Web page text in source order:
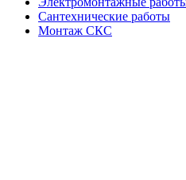
Сантехнические работы
Монтаж СКС